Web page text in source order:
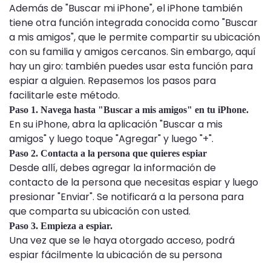
Además de "Buscar mi iPhone", el iPhone también
tiene otra función integrada conocida como "Buscar
a mis amigos", que le permite compartir su ubicación
con su familia y amigos cercanos. Sin embargo, aquí
hay un giro: también puedes usar esta función para
espiar a alguien. Repasemos los pasos para
facilitarle este método.
Paso 1. Navega hasta "Buscar a mis amigos" en tu iPhone.
En su iPhone, abra la aplicación "Buscar a mis
amigos" y luego toque "Agregar" y luego "+".
Paso 2. Contacta a la persona que quieres espiar
Desde allí, debes agregar la información de
contacto de la persona que necesitas espiar y luego
presionar "Enviar". Se notificará a la persona para
que comparta su ubicación con usted.
Paso 3. Empieza a espiar.
Una vez que se le haya otorgado acceso, podrá
espiar fácilmente la ubicación de su persona